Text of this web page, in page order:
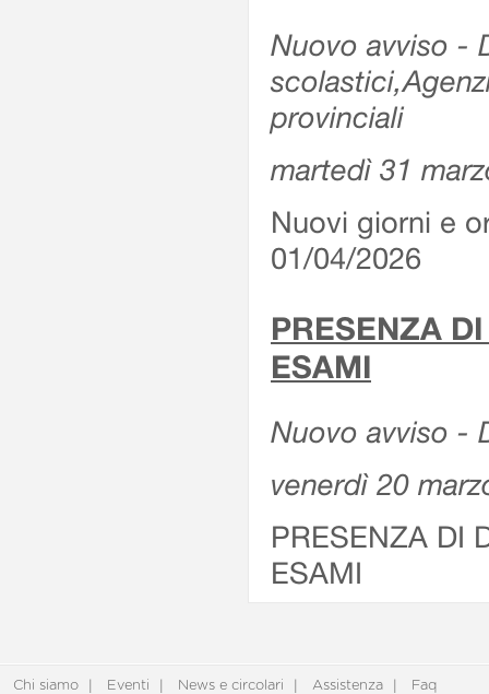
Nuovo avviso -
provinciali
martedì 31
Nuovi giorni e
01/04/2026
PRESENZA
ESAMI
Nuovo avviso -
venerdì 20
PRESENZA DI
ESAMI
Chi siamo Eventi News e circolari Assistenza Faq